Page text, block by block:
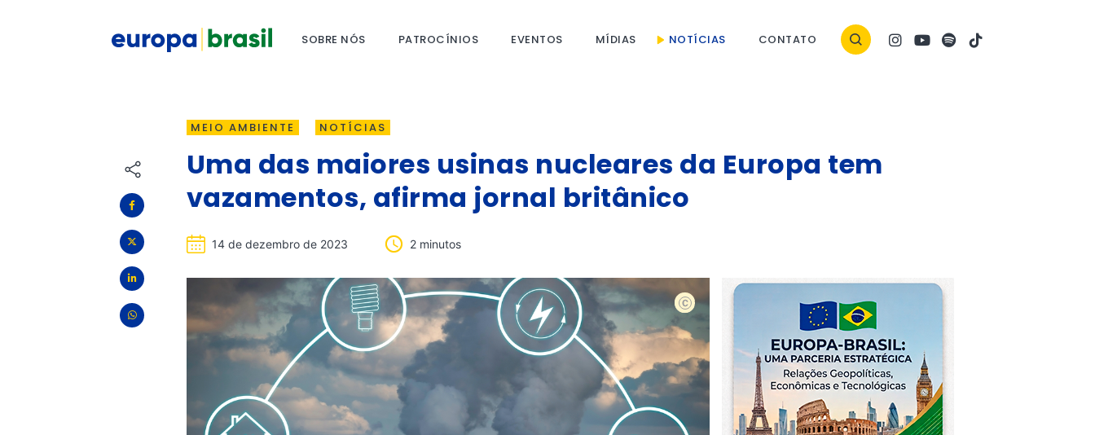
SOBRE NÓS PATROCÍNIOS EVENTOS MÍDIAS NOTÍCIAS CONTATO
MEIO AMBIENTE NOTÍCIAS
Uma das maiores usinas nucleares da Europa tem
vazamentos, afirma jornal britânico
14 de dezembro de 2023 2 minutos
Shutterstock